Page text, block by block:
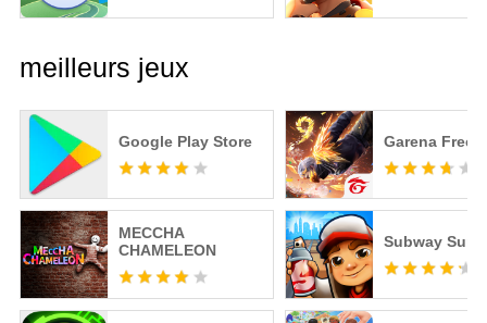
meilleurs jeux
Google Play Store
MECCHA
CHAMELEON
Garena Free
Subway